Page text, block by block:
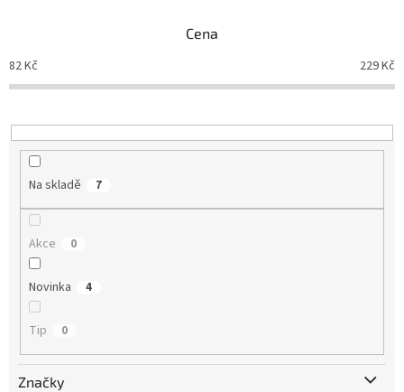
o
d
k
t
Cena
82Kč 229Kč
Na skladě 7
Akce 0
Novinka 4
Tip 0
Značky